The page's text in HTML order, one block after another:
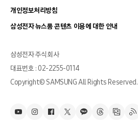
개인정보처리방침
삼성전자 뉴스룸 콘텐츠 이용에 대한 안내
삼성전자 주식회사
대표번호 : 02-2255-0114
Copyright© SAMSUNG All Rights Reserved.